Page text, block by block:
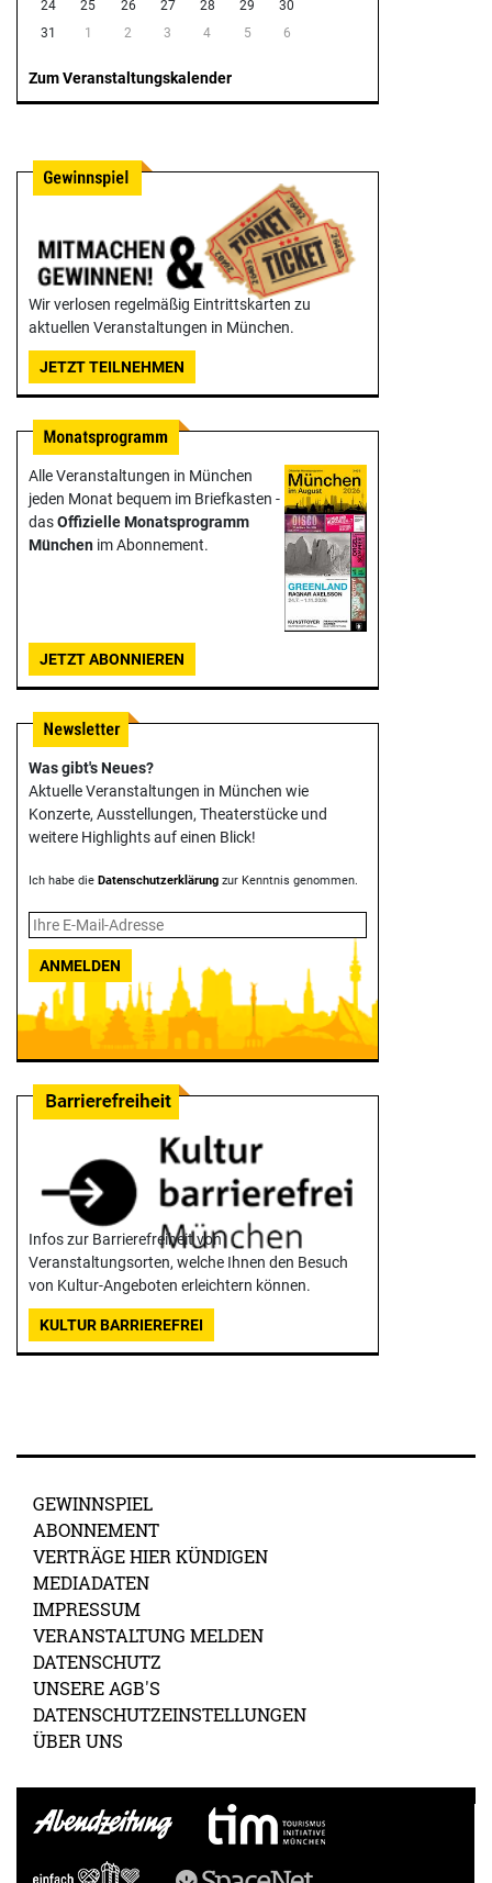
24
25 26 27 28 29
30
31
1 2 3 4 5 6
Zum Veranstaltungskalender
Wir verlosen regelmäßig Eintrittskarten zu
aktuellen Veranstaltungen in München.
JETZT TEILNEHMEN
Alle Veranstaltungen in München
jeden Monat bequem im Briefkasten -
dasOffizielle Monats­programm
München im Abonnement.
JETZT ABONNIEREN
Was gibt's Neues?
Aktuelle Veranstaltungen in München wie
Konzerte, Ausstellungen, Theater­stücke und
weitere Highlights auf einen Blick!
Ich habe die Datenschutzerklärung zur Kenntnis genommen.
ANMELDEN
Infos zur Barrierefreiheit von
Veranstaltungsorten, welche Ihnen den Besuch
von Kultur-Angeboten erleichtern können.
KULTUR BARRIEREFREI
GEWINNSPIEL
ABONNEMENT
VERTRÄGE HIER KÜNDIGEN
MEDIADATEN
IMPRESSUM
VERANSTALTUNG MELDEN
DATENSCHUTZ
UNSERE AGB'S
DATENSCHUTZEINSTELLUNGEN
ÜBER UNS